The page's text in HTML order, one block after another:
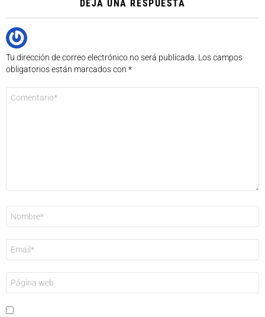
DEJA UNA RESPUESTA
Tu dirección de correo electrónico no será publicada. Los campos
obligatorios están marcados con *
electrónico
*